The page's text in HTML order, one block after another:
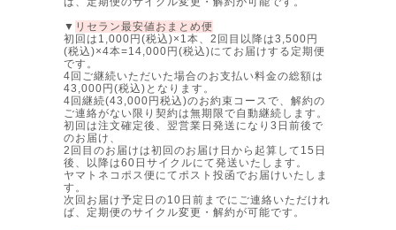
▼ リセラン最安値おまとめ便
初回は1,000円(税込)×1本、2回目以降は3,500円
(税込)×4本=14,000円(税込)にてお届けする定期便
です。
4回ご継続いただいた場合のお支払い料金の総額は
43,000円(税込)となります。
4回継続(43,000円税込)のお約束コースで、解約の
ご連絡がない限り契約は無期限で自動継続します。
初回は注文確定後、翌営業日発送になり3日前後で
のお届け、
2回目のお届けは初回のお届け日から起算して15日
後、以降は60日サイクルにて発送いたします。
ヤマトネコポス便にてポスト投函でお届けいたしま
す。
次回お届け予定日の10日前までにご連絡いただけれ
ば、定期便のサイクル変更・解約が可能です。